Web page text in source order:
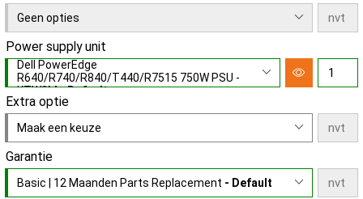
Geen opties
Power supply unit
Dell PowerEdge
R640/R740/R840/T440/R7515 750W PSU -
KTW3M- Default
Extra optie
Maak een keuze
Garantie
Basic | 12 Maanden Parts Replacement - Default